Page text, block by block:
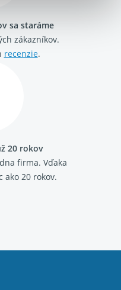
sa staráme
zákazníkov.
recenzie.
20 rokov
firma. Vďaka
ako 20 rokov.